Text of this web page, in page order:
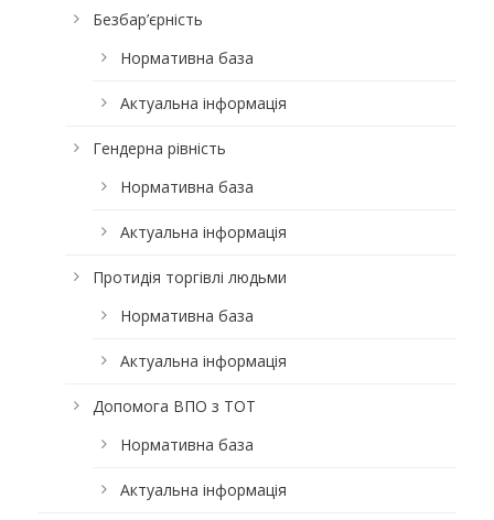
Безбар’єрність
Нормативна база
Актуальна інформація
Гендерна рівність
Нормативна база
Актуальна інформація
Протидія торгівлі людьми
Нормативна база
Актуальна інформація
Допомога ВПО з ТОТ
Нормативна база
Актуальна інформація